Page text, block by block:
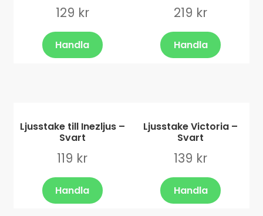
129 kr
Handla
219 kr
Handla
Ljusstake till Inezljus –
Svart
119 kr
Handla
Ljusstake Victoria –
Svart
139 kr
Handla